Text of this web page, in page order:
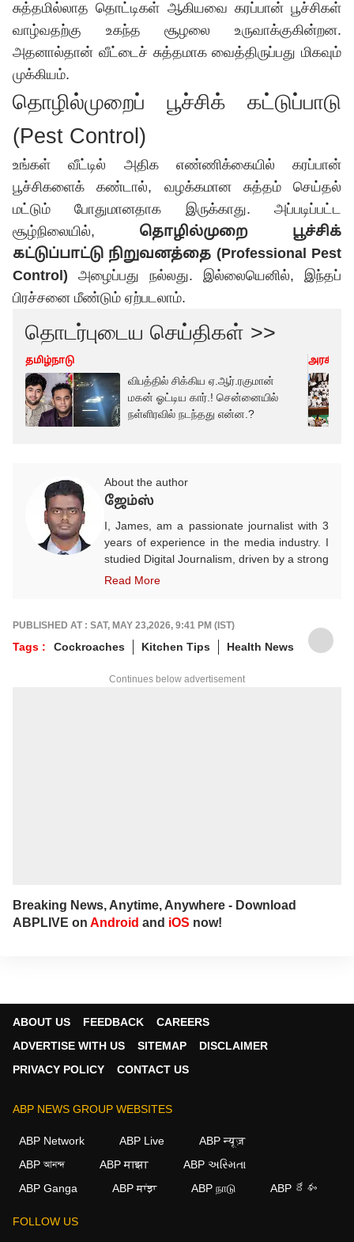
சுத்தமில்லாத தொட்டிகள் ஆகியவை கரப்பான் பூச்சிகள்
வாழ்வதற்கு உகந்த சூழலை உருவாக்குகின்றன.
அதனால்தான் வீட்டைச் சுத்தமாக வைத்திருப்பது மிகவும்
முக்கியம்.
தொழில்முறைப் பூச்சிக் கட்டுப்பாடு
(Pest Control)
உங்கள் வீட்டில் அதிக எண்ணிக்கையில் கரப்பான்
பூச்சிகளைக் கண்டால், வழக்கமான சுத்தம் செய்தல்
மட்டும் போதுமானதாக இருக்காது. அப்படிப்பட்ட
சூழ்நிலையில், தொழில்முறை பூச்சிக்
கட்டுப்பாட்டு நிறுவனத்தை (Professional Pest
Control) அழைப்பது நல்லது. இல்லையெனில், இந்தப்
பிரச்சனை மீண்டும் ஏற்படலாம்.
தொடர்புடைய செய்திகள் >>
தமிழ்நாடு
விபத்தில் சிக்கிய ஏ.ஆர்.ரகுமான்
மகன் ஓட்டிய கார்.! சென்னையில்
நள்ளிரவில் நடந்தது என்ன.?
அரசியல்
About the author
ஜேம்ஸ்
I, James, am a passionate journalist with 3
years of experience in the media industry. I
studied Digital Journalism, driven by a strong
desire to excel in this field. I began my
content writer, with a strong focus on sports
and crime reporting. In addition, I cover
infrastructure, politics, entertainment, and
other important world events, striving to
Read More
PUBLISHED AT : SAT, MAY 23,2026, 9:41 PM (IST)
Tags : Cockroaches Kitchen Tips Health News
Continues below advertisement
Breaking News, Anytime, Anywhere - Download
ABPLIVE on Android and iOS now!
ABOUT US FEEDBACK
CAREERS
ADVERTISE WITH US
SITEMAP
DISCLAIMER
PRIVACY POLICY
CONTACT US
ABP NEWS GROUP WEBSITES
ABP Network ABP Live
ABP न्यूज़
ABP আনন্দ
ABP माझा
ABP અસ્મિતા
ABP Ganga
ABP ਸਾਂਝਾ ABP நாடு ABP దేశం
FOLLOW US
We use cookies to improve your experience, analyze
agree to our use of cookies.